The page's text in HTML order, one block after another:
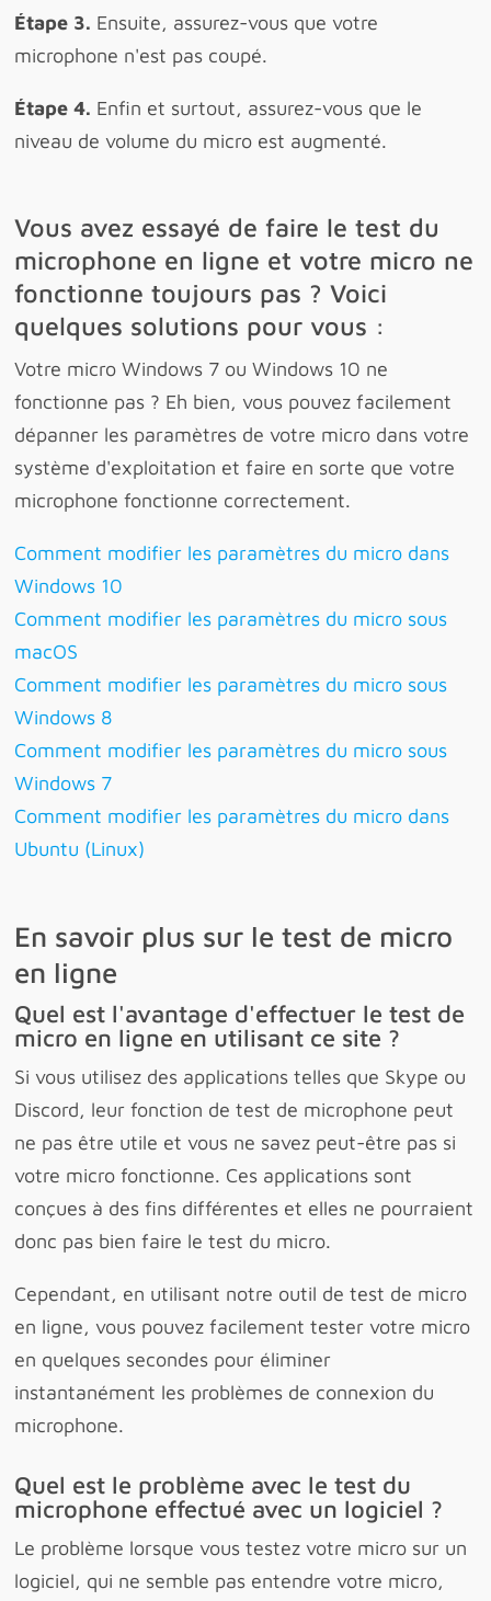
Étape 3. Ensuite, assurez-vous que votre
microphone n'est pas coupé.
Étape 4. Enfin et surtout, assurez-vous que le
niveau de volume du micro est augmenté.
Vous avez essayé de faire le test du
microphone en ligne et votre micro ne
fonctionne toujours pas ? Voici
quelques solutions pour vous :
Votre micro Windows 7 ou Windows 10 ne
fonctionne pas ? Eh bien, vous pouvez facilement
dépanner les paramètres de votre micro dans votre
système d'exploitation et faire en sorte que votre
microphone fonctionne correctement.
Comment modifier les paramètres du micro dans
Windows 10
Comment modifier les paramètres du micro sous
macOS
Comment modifier les paramètres du micro sous
Windows 8
Comment modifier les paramètres du micro sous
Windows 7
Comment modifier les paramètres du micro dans
Ubuntu (Linux)
En savoir plus sur le test de micro
en ligne
Quel est l'avantage d'effectuer le test de
micro en ligne en utilisant ce site ?
Si vous utilisez des applications telles que Skype ou
Discord, leur fonction de test de microphone peut
ne pas être utile et vous ne savez peut-être pas si
votre micro fonctionne. Ces applications sont
conçues à des fins différentes et elles ne pourraient
donc pas bien faire le test du micro.
Cependant, en utilisant notre outil de test de micro
en ligne, vous pouvez facilement tester votre micro
en quelques secondes pour éliminer
instantanément les problèmes de connexion du
microphone.
Quel est le problème avec le test du
microphone effectué avec un logiciel ?
Le problème lorsque vous testez votre micro sur un
logiciel, qui ne semble pas entendre votre micro,